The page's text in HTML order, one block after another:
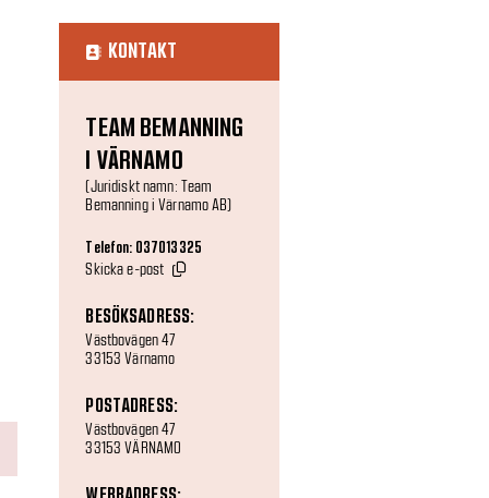
KONTAKT
TEAM BEMANNING
I VÄRNAMO
(Juridiskt namn: Team
Bemanning i Värnamo AB)
Telefon: 037013325
Skicka e-post
BESÖKSADRESS:
Västbovägen 47
33153 Värnamo
POSTADRESS:
Västbovägen 47
33153 VÄRNAMO